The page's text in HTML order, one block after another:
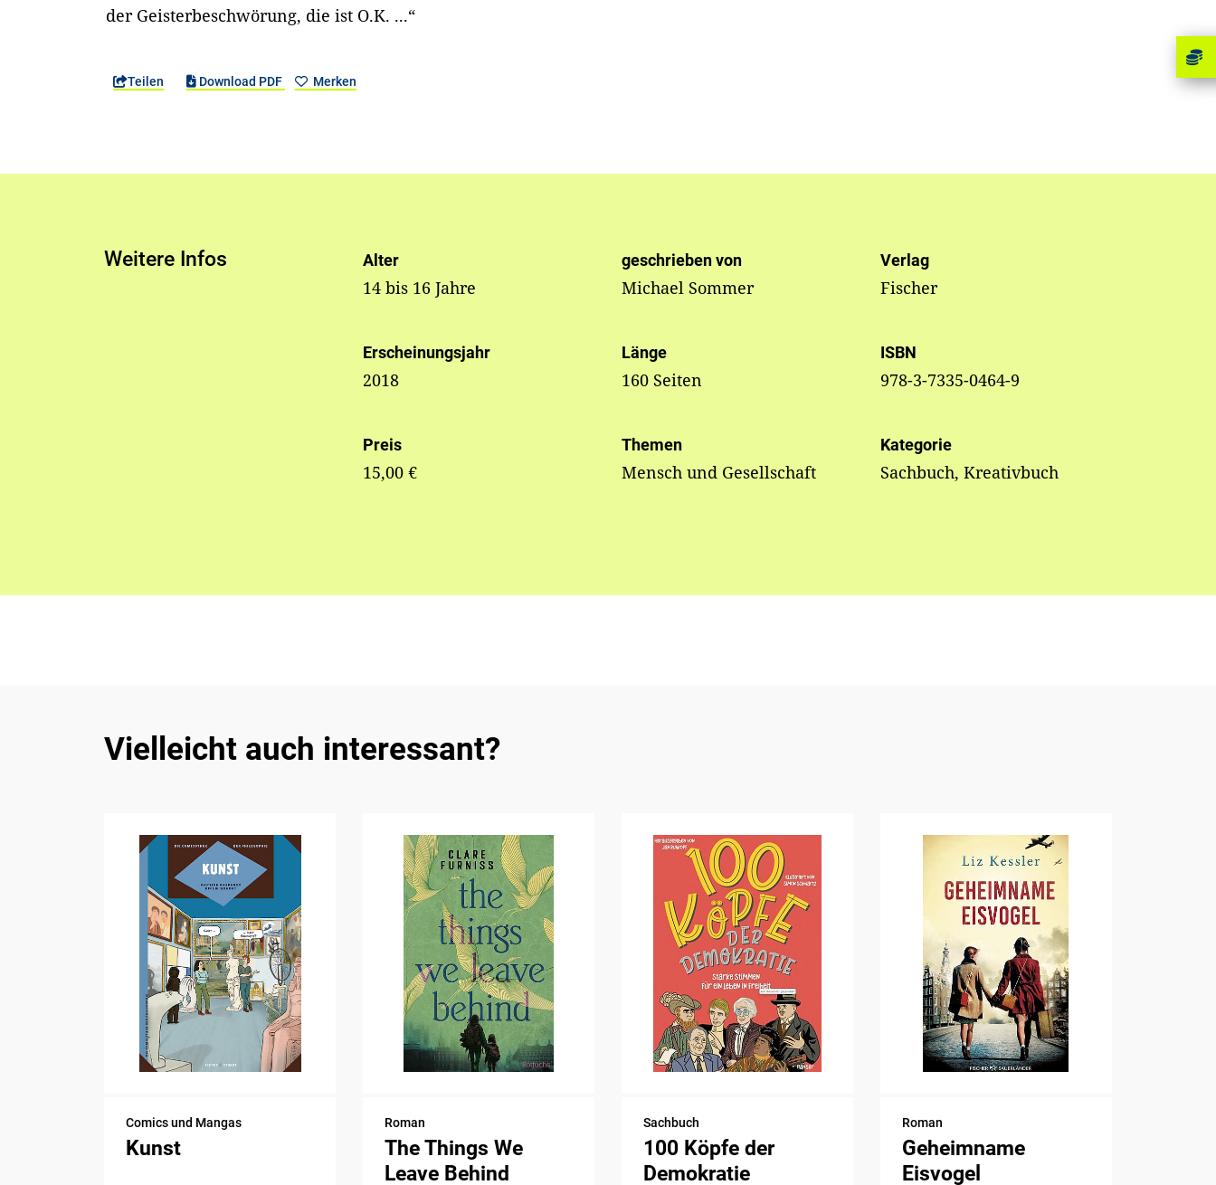
der Geisterbeschwörung, die ist O.K. ...“
Teilen Download PDF Merken
Weitere Infos Alter
14 bis 16 Jahre
geschrieben von
Michael Sommer
Verlag
Fischer
Erscheinungsjahr
2018
Länge
160 Seiten
ISBN
978-3-7335-0464-9
Preis
15,00 €
Themen
Mensch und Gesellschaft
Kategorie
Sachbuch, Kreativbuch
Vielleicht auch interessant?
Comics und Mangas
Kunst
Roman
The Things We
Leave Behind
Sachbuch
100 Köpfe der
Demokratie
Roman
Geheimname
Eisvogel